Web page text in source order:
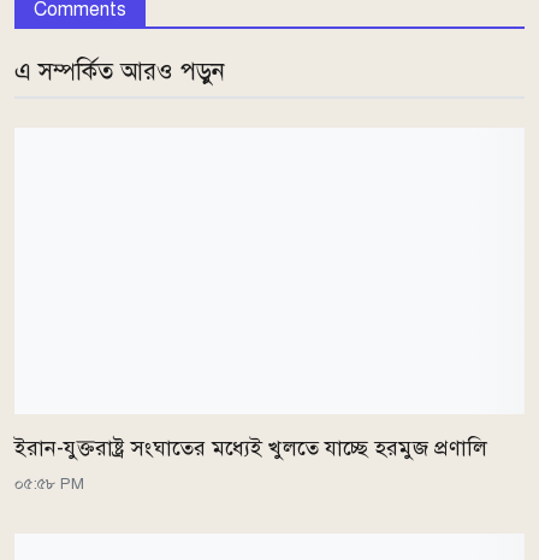
Comments
এ সম্পর্কিত আরও পড়ুন
ইরান-যুক্তরাষ্ট্র সংঘাতের মধ্যেই খুলতে যাচ্ছে হরমুজ প্রণালি
০৫:৫৮ PM